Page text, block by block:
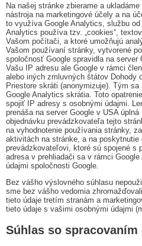
Na našej stránke zbierame a
nástroja na marketingové účely a na
to využíva Google Analytics, službu od
Analytics používa tzv. „cookies“,
Vašom počítači, a ktoré umožňujú
Vašom používaní stránky, vytvorené
spoločnosť Google spravidla na server
Vašu IP adresu ale Google v rámci
alebo iných zmluvných štátov Dohody
Priestore skráti (anonymizuje). Tým
Google Analytics skrátia. Toto
spojiť IP adresy s osobnými údajmi.
prenáša na server Google v USA
objednávku prevádzkovateľa tejto
na vyhodnotenie používania stránky,
aktivitách na stránke, a na
prevádzkovateľovi, ktoré sú spojené s
adresa v prehliadači sa v rámci
údajmi spoločnosti Google.
Bez vášho výslovného súhlasu
sme bez vášho vedomia
tieto údaje tretím stranám a
tieto údaje s vašimi osobnými údajmi
Súhlas so